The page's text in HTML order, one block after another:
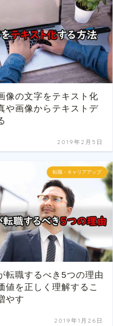
像の文字をテキスト化
や画像からテキストデ
2019年2月5日
転職・キャリアアップ
転職するべき5つの理由
値を正しく理解するこ
やす
2019年1月26日